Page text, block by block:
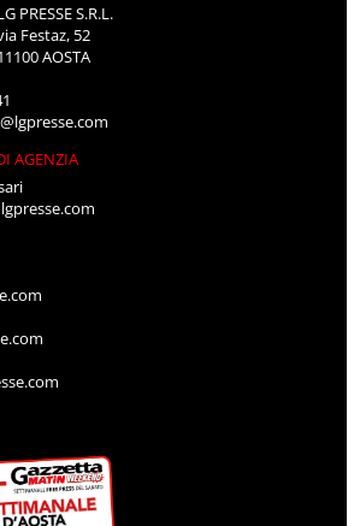
PRESSE S.R.L.
Festaz, 52
AOSTA
AGENZIA